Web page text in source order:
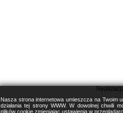
Nasza strona internetowa umieszcza na Twoim
działania tej strony WWW. W dowolnej chwili
plików cookie zmieniając ustawienia w